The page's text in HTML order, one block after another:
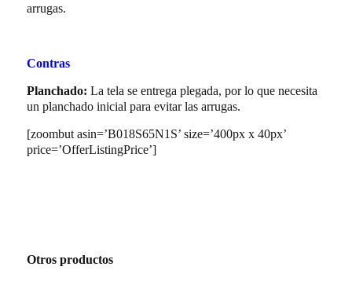
arrugas.
Contras
Planchado: La tela se entrega plegada, por lo que necesita
un planchado inicial para evitar las arrugas.
[zoombut asin=’B018S65N1S’ size=’400px x 40px’
price=’OfferListingPrice’]
Otros productos